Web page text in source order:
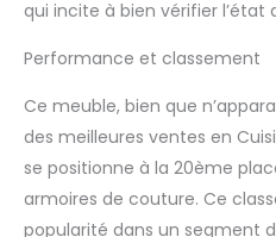
qui incite à bien vérifier l’état
Performance et classement
Ce meuble, bien que
des meilleures ventes en
se positionne à la 20ème
armoires de couture. Ce
popularité dans un segment